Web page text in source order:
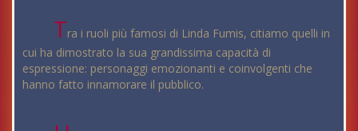
Tra i ruoli più famosi di Linda Fumis, citiamo quelli in
cui ha dimostrato la sua grandissima capacità di
espressione: personaggi emozionanti e coinvolgenti che
hanno fatto innamorare il pubblico.